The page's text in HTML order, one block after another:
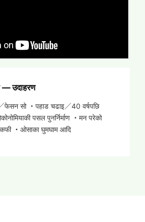
— उदाहरण
／फेसन सो ・पहाड चढाइ／40 वर्षपछि
पसल पुनर्निर्माण ・मन परेको
कफी ・ओसाका घुमघाम आदि